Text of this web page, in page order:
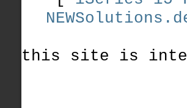
this site is